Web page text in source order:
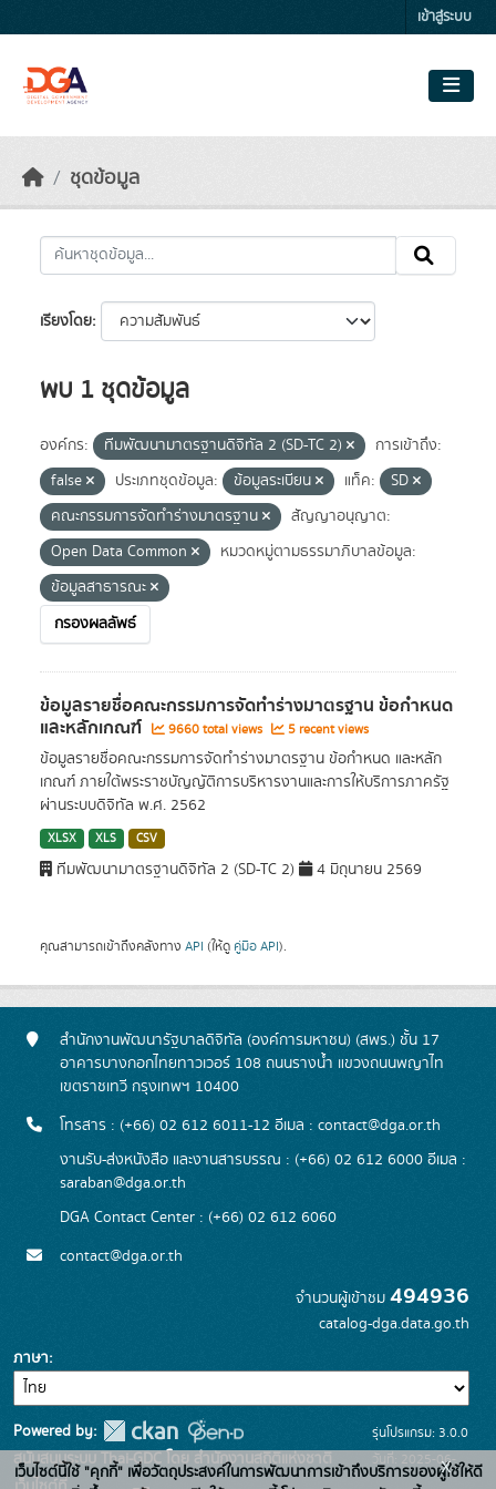
เข้าสู่ระบบ
ชุดข้อมูล
เรียงโดย
พบ 1 ชุดข้อมูล
องค์กร: ทีมพัฒนามาตรฐานดิจิทัล 2 (SD-TC 2)
การเข้าถึง:
false
ประเภทชุดข้อมูล: ข้อมูลระเบียน แท็ค:
SD
คณะกรรมการจัดทำร่างมาตรฐาน
สัญญาอนุญาต:
Open Data Common
หมวดหมู่ตามธรรมาภิบาลข้อมูล:
ข้อมูลสาธารณะ
กรองผลลัพธ์
ข้อมูลรายชื่อคณะกรรมการจัดทำร่างมาตรฐาน ข้อกำหนด
และหลักเกณฑ์ 9660 total views 5 recent views
ข้อมูลรายชื่อคณะกรรมการจัดทำร่างมาตรฐาน ข้อกำหนด และหลัก
เกณฑ์ ภายใต้พระราชบัญญัติการบริหารงานและการให้บริการภาครัฐ
ผ่านระบบดิจิทัล พ.ศ. 2562
XLSX XLS CSV
ทีมพัฒนามาตรฐานดิจิทัล 2 (SD-TC 2) 4 มิถุนายน 2569
คุณสามารถเข้าถึงคลังทาง API (ให้ดู คู่มือ API).
สำนักงานพัฒนารัฐบาลดิจิทัล (องค์การมหาชน) (สพร.) ชั้น 17
อาคารบางกอกไทยทาวเวอร์ 108 ถนนรางน้ำ แขวงถนนพญาไท
เขตราชเทวี กรุงเทพฯ 10400
โทรสาร : (+66) 02 612 6011-12 อีเมล : contact@dga.or.th
งานรับ-ส่งหนังสือ และงานสารบรรณ : (+66) 02 612 6000 อีเมล :
saraban@dga.or.th
DGA Contact Center : (+66) 02 612 6060
contact@dga.or.th
จำนวนผู้เข้าชม 494936
catalog-dga.data.go.th
ภาษา
Powered by:
สนับสนุนระบบ Thai-GDC โดย สำนักงานสถิติแห่งชาติ
รุ่นโปรแกรม: 3.0.0
วันที่: 2025-06-
เว็บไซต์นี้ใช้ "คุกกี้" เพื่อวัตถุประสงค์ในการพัฒนาการเข้าถึงบริการของผู้ใช้ให้ดี
x